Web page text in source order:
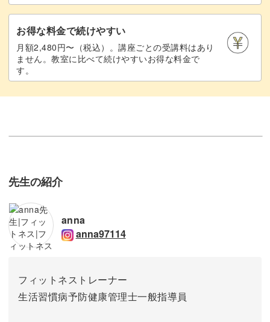
上半身を鍛えることで美しいバスト、すっきりした二の腕
を手に入れる事が出来ますよ。
ぜひご自身のペースで、楽しく続けて理想の体を手に入れ
てくだい♪
お得な料金で続けやすい
月額2,480円〜（税込）。講座ごとの受講料はあり
ません。教室に比べて続けやすいお得な料金で
す。
先生の紹介
anna
anna97114
フィットネストレーナー
生活習慣病予防健康管理士一般指導員